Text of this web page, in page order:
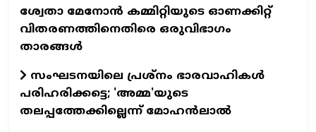
ശ്വേതാ മേനോന്‍ കമ്മിറ്റിയുടെ ഓണക്കിറ്റ്
വിതരണത്തിനെതിരെ ഒരുവിഭാഗം
താരങ്ങള്‍
സംഘടനയിലെ പ്രശ്നം ഭാരവാഹികൾ
പരിഹരിക്കട്ടെ; 'അമ്മ'യുടെ
തലപ്പത്തേക്കില്ലെന്ന് മോഹൻലാൽ